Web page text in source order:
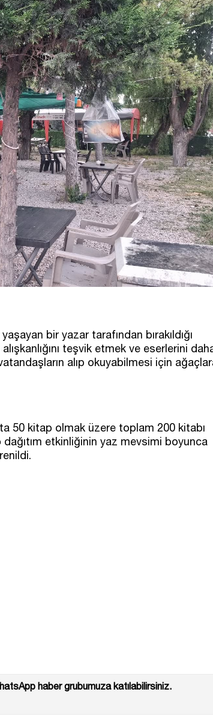
bir yazar tarafından bırakıldığı
teşvik etmek ve eserlerini
alıp okuyabilmesi için
50 kitap olmak üzere toplam 200 kitabı
etkinliğinin yaz mevsimi boyunca
haber grubumuza katılabilirsiniz.